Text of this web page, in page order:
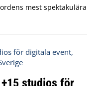
mest spektakulära
studios för